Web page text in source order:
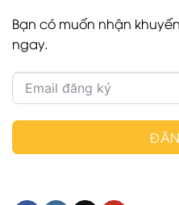
Bạn có muốn nhận
ngay.